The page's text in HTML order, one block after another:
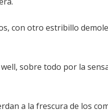
con otro estribillo
sobre todo por la
a la frescura de los